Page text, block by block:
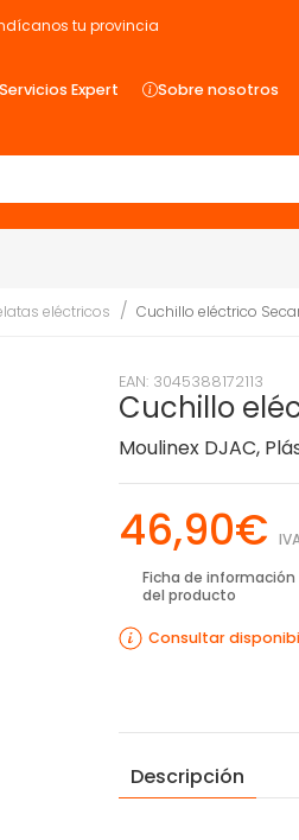
tu provincia
Servicios Expert Sobre nosotros
eléctricos Cuchillo eléctrico
EAN: 3045388172113
Cuchillo
Moulinex DJAC,
46,90€
Ficha de información
del producto
Consultar
Descripción